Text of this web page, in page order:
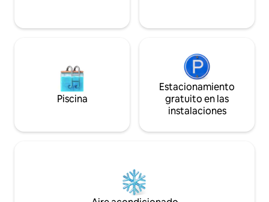
Piscina
Estacionamiento
gratuito en las
instalaciones